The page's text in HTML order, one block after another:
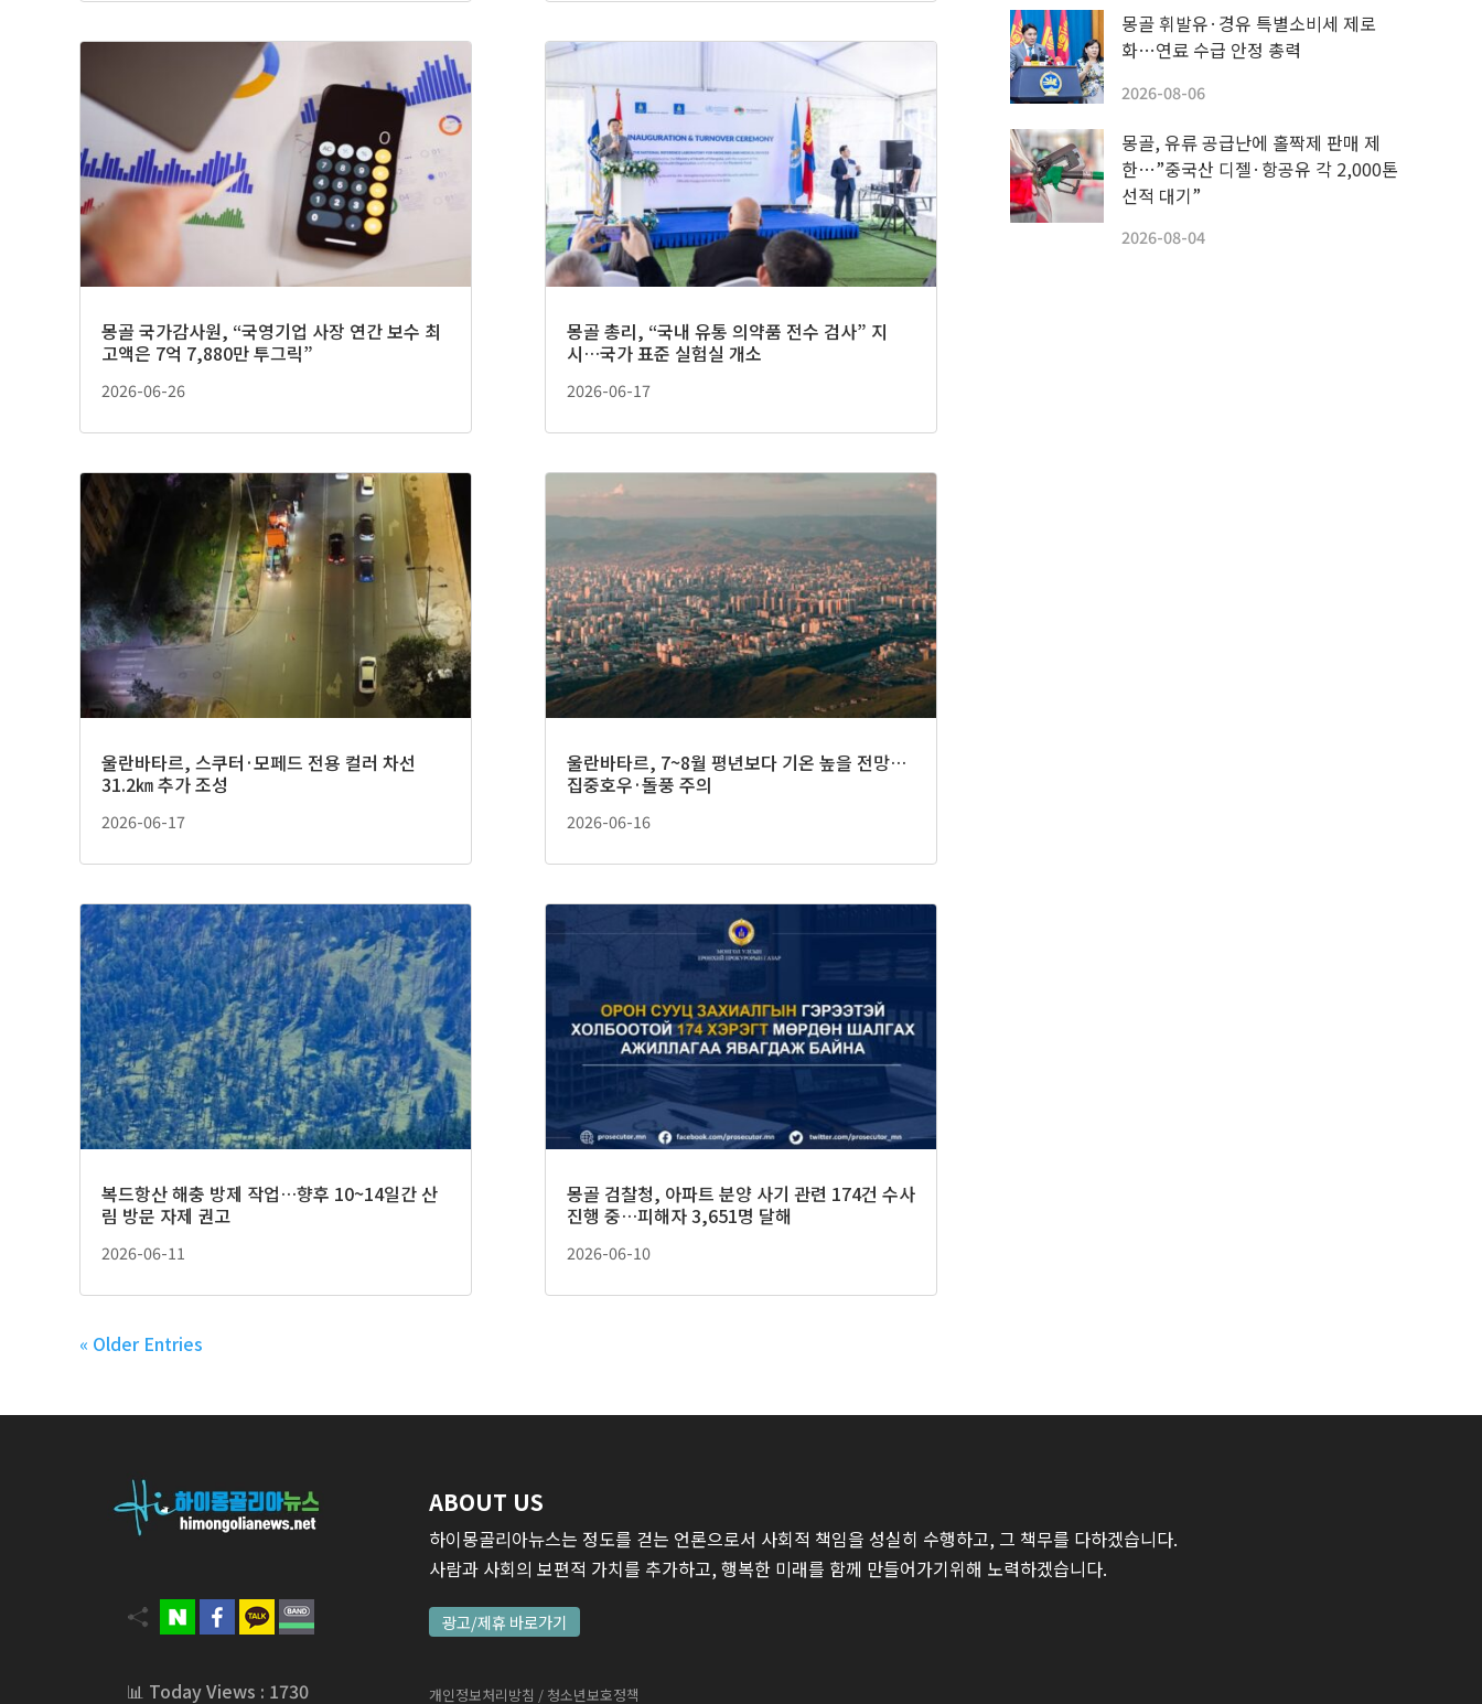
몽골 국가감사원, “국영기업 사장 연간 보수 최
고액은 7억 7,880만 투그릭”
2026-06-26
울란바타르, 스쿠터·모페드 전용 컬러 차선
31.2㎞ 추가 조성
2026-06-17
복드항산 해충 방제 작업…향후 10~14일간 산
림 방문 자제 권고
2026-06-11
몽골 총리, “국내 유통 의약품 전수 검사” 지
시…국가 표준 실험실 개소
2026-06-17
울란바타르, 7~8월 평년보다 기온 높을 전망…
집중호우·돌풍 주의
2026-06-16
몽골 검찰청, 아파트 분양 사기 관련 174건 수사
진행 중…피해자 3,651명 달해
2026-06-10
« Older Entries
몽골 휘발유·경유 특별소비세 제로
화…연료 수급 안정 총력
2026-08-06
몽골, 유류 공급난에 홀짝제 판매 제
한…”중국산 디젤·항공유 각 2,000톤
선적 대기”
2026-08-04
📊 Today Views : 1730
ABOUT US
하이몽골리아뉴스는 정도를 걷는 언론으로서 사회적 책임을 성실히 수행하고, 그 책무를 다하겠습니다.
사람과 사회의 보편적 가치를 추가하고, 행복한 미래를 함께 만들어가기위해 노력하겠습니다.
광고/제휴 바로가기
개인정보처리방침 / 청소년보호정책